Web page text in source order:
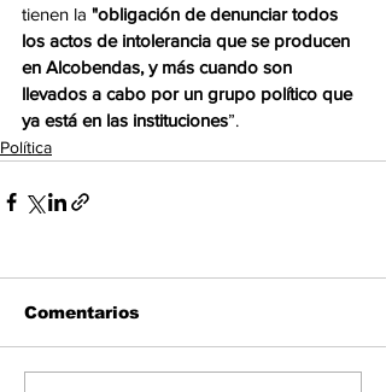
tienen la "obligación de denunciar todos
los actos de intolerancia que se producen
en Alcobendas, y más cuando son
llevados a cabo por un grupo político que
ya está en las instituciones”.
Política
Comentarios